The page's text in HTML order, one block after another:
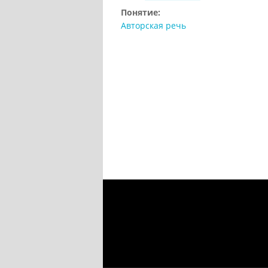
Понятие:
Авторская речь